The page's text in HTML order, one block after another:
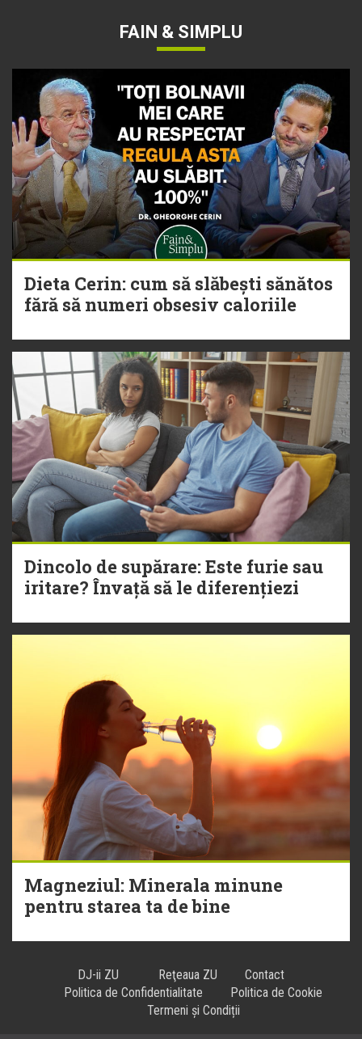
FAIN & SIMPLU
Dieta Cerin: cum să slăbești sănătos
fără să numeri obsesiv caloriile
Dincolo de supărare: Este furie sau
iritare? Învață să le diferențiezi
Magneziul: Minerala minune
pentru starea ta de bine
DJ-ii ZU Reţeaua ZU
Contact
Politica de Confidentialitate
Politica de Cookie
Termeni și Condiții